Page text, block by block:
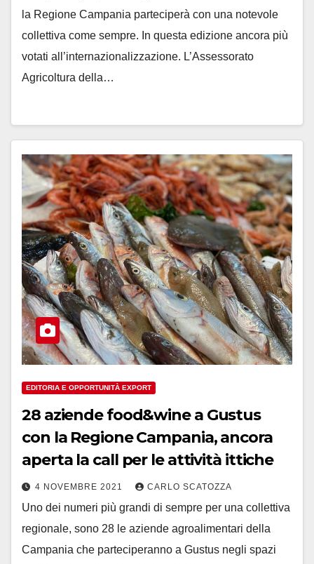
la Regione Campania parteciperà con una notevole
collettiva come sempre. In questa edizione ancora più
votati all’internazionalizzazione. L’Assessorato
Agricoltura della…
EDITORIA E OPPORTUNITÀ EXPORT
28 aziende food&wine a Gustus
con la Regione Campania, ancora
aperta la call per le attività ittiche
4 NOVEMBRE 2021 CARLO SCATOZZA
Uno dei numeri più grandi di sempre per una collettiva
regionale, sono 28 le aziende agroalimentari della
Campania che parteciperanno a Gustus negli spazi